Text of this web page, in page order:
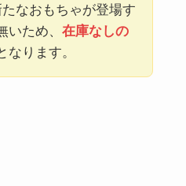
なおもちゃが登場す
いため、 在庫なしの
なります。